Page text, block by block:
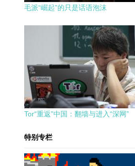
毛派“崛起”的只是话语泡沫
Tor“重返”中国：翻墙与进入“深网”
特别专栏